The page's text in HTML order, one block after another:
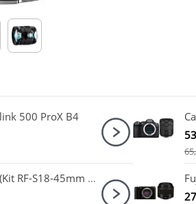
500 ProX B4
Máy ảnh Canon EOS R50 (Kit RF-S18-45mm F4.5-6.3 IS STM Trắng)